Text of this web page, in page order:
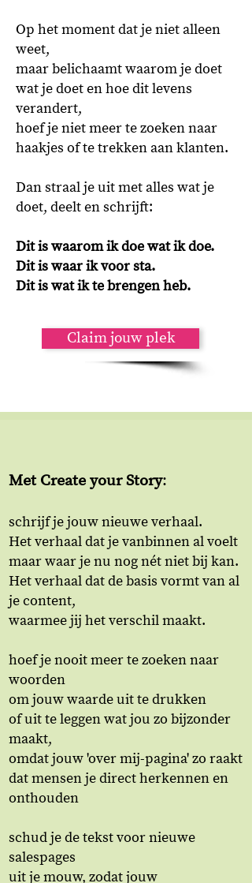
Op het moment dat je niet alleen
weet,
maar belichaamt waarom je doet
wat je doet en hoe dit levens
verandert,
hoef je niet meer te zoeken naar
haakjes of te trekken aan klanten.
Dan straal je uit met alles wat je
doet, deelt en schrijft:
Dit is waarom ik doe wat ik doe.
Dit is waar ik voor sta.
Ditis wat ik te brengen heb.
Claim jouw plek
​Met Create your Story:
schrijf je jouw nieuwe verhaal.
Het verhaal dat je vanbinnen al voelt
maar waar je nu nog nét niet bij kan.
Het verhaal dat de basis vormt van al
je content,
waarmee jij het verschil maakt.
hoef je nooit meer te zoeken naar
woorden
om jouw waarde uit te drukken
of uit te leggen wat jou zo bijzonder
maakt,
omdat jouw 'over mij-pagina' zo raakt
dat mensen je direct herkennen en
onthouden
schud je de tekst voor nieuwe
salespages
uit je mouw, zodat jouw